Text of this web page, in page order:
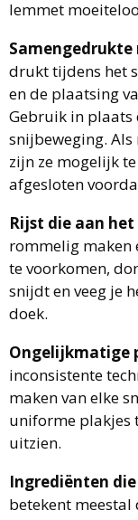
lemmet
Samengedrukte
drukt tijdens het
en de plaatsing
Gebruik in plaats
snijbeweging.
zijn ze mogelijk
afgesloten
Rijst die aan
rommelig maken
te voorkomen,
snijdt en veeg je
doek.
Ongelijkmatige
inconsistente
maken van elke
uniforme plakjes
uitzien.
Ingrediënten
betekent meestal